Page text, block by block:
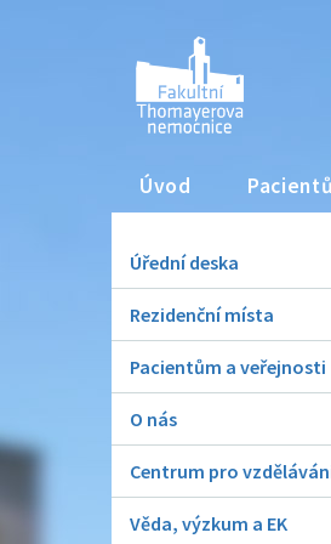
Úvod
Úřední deska
Rezidenční místa
Pacientům a veřejnosti
O nás
Centrum pro
Věda, výzkum a EK